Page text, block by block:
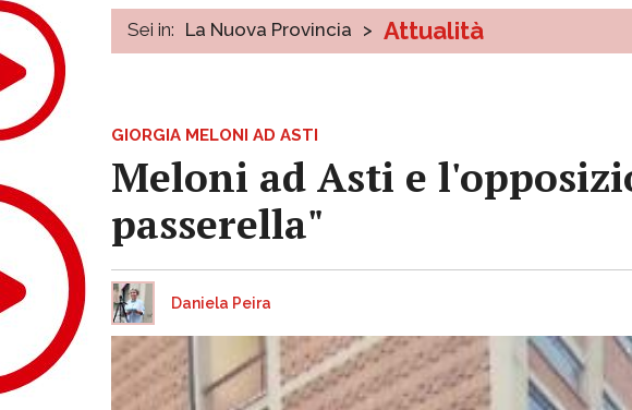
Sei in: La Nuova Provincia > Attualità
GIORGIA MELONI AD ASTI
Meloni ad Asti e
passerella"
Daniela Peira